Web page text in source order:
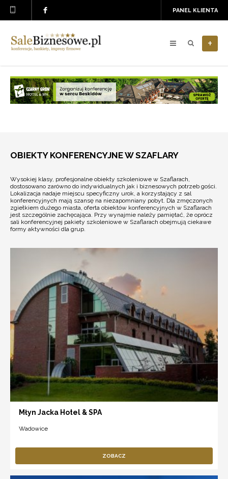
PANEL KLIENTA
+
OBIEKTY KONFERENCYJNE W SZAFLARY
Wysokiej klasy, profesjonalne obiekty szkoleniowe w Szaflarach,
dostosowano zarówno do indywidualnych jak i biznesowych potrzeb gości.
Lokalizacja nadaje miejscu specyficzny urok, a korzystający z sal
konferencyjnych mają szansę na niezapomniany pobyt. Dla zmęczonych
zgiełkiem dużego miasta, oferta obiektów konferencyjnych w Szaflarach
jest szczególnie zachęcająca. Przy wynajmie należy pamiętać, że oprócz
sali konferencyjnej pakiety szkoleniowe w Szaflarach obejmują ciekawe
formy aktywności dla grup.
Młyn Jacka Hotel & SPA
Wadowice
ZOBACZ